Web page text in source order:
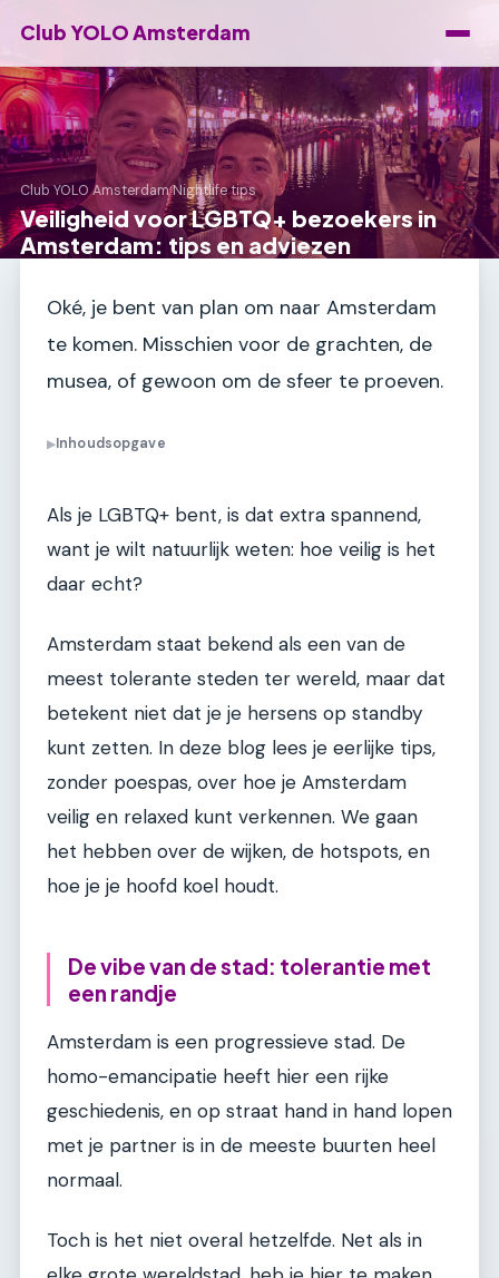
Club YOLO Amsterdam
Club YOLO Amsterdam›Nightlife tips
Veiligheid voor LGBTQ+ bezoekers in
Amsterdam: tips en adviezen
Oké, je bent van plan om naar Amsterdam
te komen. Misschien voor de grachten, de
musea, of gewoon om de sfeer te proeven.
▶Inhoudsopgave
Als je LGBTQ+ bent, is dat extra spannend,
want je wilt natuurlijk weten: hoe veilig is het
daar echt?
Amsterdam staat bekend als een van de
meest tolerante steden ter wereld, maar dat
betekent niet dat je je hersens op standby
kunt zetten. In deze blog lees je eerlijke tips,
zonder poespas, over hoe je Amsterdam
veilig en relaxed kunt verkennen. We gaan
het hebben over de wijken, de hotspots, en
hoe je je hoofd koel houdt.
De vibe van de stad: tolerantie met
een randje
Amsterdam is een progressieve stad. De
homo-emancipatie heeft hier een rijke
geschiedenis, en op straat hand in hand lopen
met je partner is in de meeste buurten heel
normaal.
Toch is het niet overal hetzelfde. Net als in